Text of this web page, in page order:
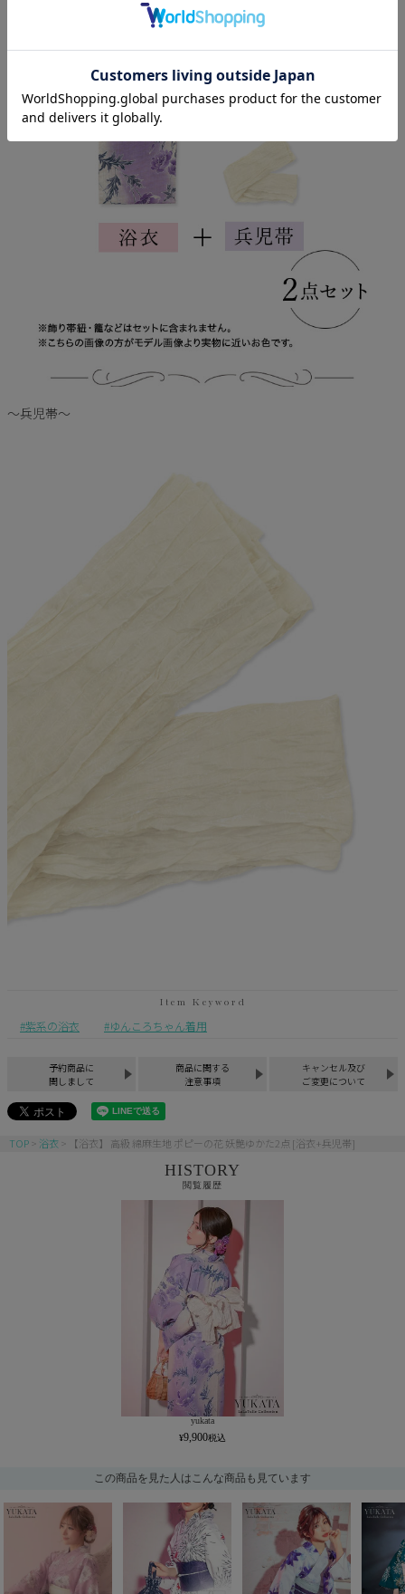
〜兵児帯〜
紫系の浴衣 ゆんころちゃん着用
予約商品に
関しまして
商品に関する
注意事項
キャンセル及び
ご変更について
TOP 浴衣 【浴衣】 高級 綿麻生地 ポピーの花 妖艶ゆかた2点 [浴衣+兵児帯]
HISTORY
閲覧履歴
yukata
9,900
この商品を見た人はこんな商品も見ています